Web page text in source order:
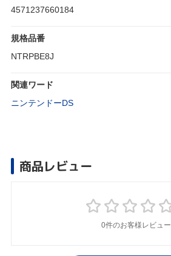
4571237660184
規格品番
NTRPBE8J
関連ワード
ニンテンドーDS
商品レビュー
0件のお客様レビュー